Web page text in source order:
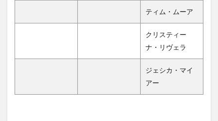
ティム・ムーア
クリスティー
ナ・リヴェラ
ジェシカ・マイ
アー